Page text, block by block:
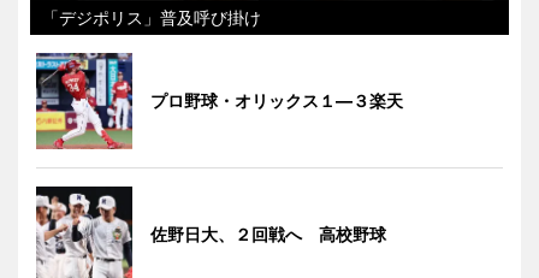
「デジポリス」普及呼び掛け
プロ野球・オリックス１―３楽天
佐野日大、２回戦へ 高校野球